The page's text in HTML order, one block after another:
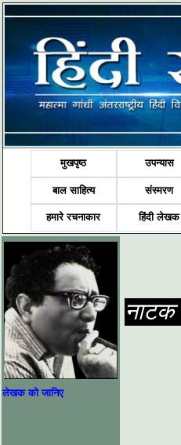
मुखपृष्ठ उपन्यास
बाल साहित्य संस्मरण
हमारे रचनाकार हिंदी लेखक
लेखक को जानिए
नाटक